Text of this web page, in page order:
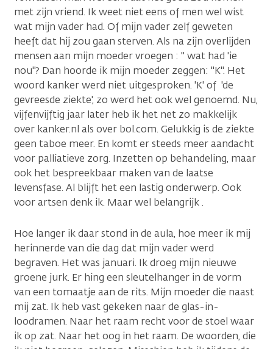
met zijn vriend. Ik weet niet eens of men wel wist
wat mijn vader had. Of mijn vader zelf geweten
heeft dat hij zou gaan sterven. Als na zijn overlijden
mensen aan mijn moeder vroegen : " wat had 'ie
nou"? Dan hoorde ik mijn moeder zeggen: "K". Het
woord kanker werd niet uitgesproken. 'K' of 'de
gevreesde ziekte', zo werd het ook wel genoemd. Nu,
vijfenvijftig jaar later heb ik het net zo makkelijk
over kanker.nl als over bol.com. Gelukkig is de ziekte
geen taboe meer. En komt er steeds meer aandacht
voor palliatieve zorg. Inzetten op behandeling, maar
ook het bespreekbaar maken van de laatse
levensfase. Al blijft het een lastig onderwerp. Ook
voor artsen denk ik. Maar wel belangrijk .
Hoe langer ik daar stond in de aula, hoe meer ik mij
herinnerde van die dag dat mijn vader werd
begraven. Het was januari. Ik droeg mijn nieuwe
groene jurk. Er hing een sleutelhanger in de vorm
van een tomaatje aan de rits. Mijn moeder die naast
mij zat. Ik heb vast gekeken naar de glas-in-
loodramen. Naar het raam recht voor de stoel waar
ik op zat. Naar het oog in het raam. De woorden, die